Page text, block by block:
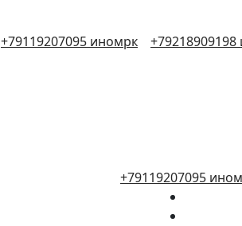
+79119207095 иномрк
+79119207095